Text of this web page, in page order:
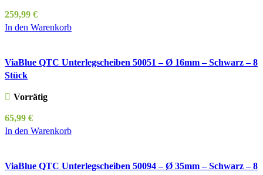
259,99 €
In den Warenkorb
ViaBlue QTC Unterlegscheiben 50051 – Ø 16mm – Schwarz – 8
Stück
Vorrätig
65,99 €
In den Warenkorb
ViaBlue QTC Unterlegscheiben 50094 – Ø 35mm – Schwarz – 8